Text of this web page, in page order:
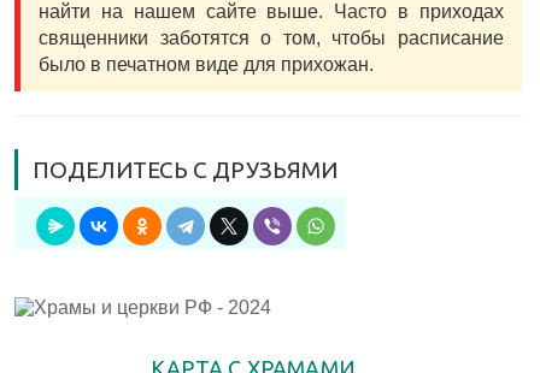
найти на нашем сайте выше. Часто в приходах
священники заботятся о том, чтобы расписание
было в печатном виде для прихожан.
ПОДЕЛИТЕСЬ С ДРУЗЬЯМИ
КАРТА С ХРАМАМИ